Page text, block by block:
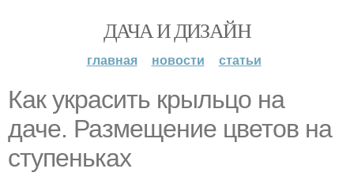
ДАЧА И ДИЗАЙН
главная новости статьи
Как украсить крыльцо на
даче. Размещение цветов на
ступеньках